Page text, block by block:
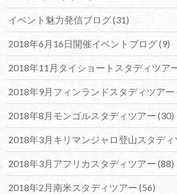
イベント魅力発信ブログ(31)
2018年6月16日開催イベントブログ(9)
2018年11月タイショートスタディツア
2018年9月フィンランドスタディツアー
2018年8月モンゴルスタディツアー (30)
2018年3月キリマンジャロ登山スタディ
2018年3月アフリカスタディツアー (88)
2018年2月南米スタディツアー (56)